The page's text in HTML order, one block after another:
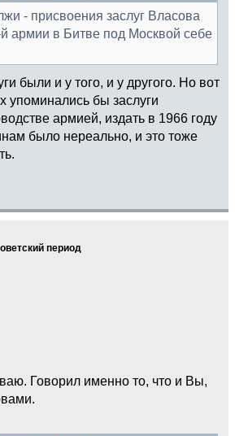
- присвоения заслуг Власова
армии в Битве под Москвой себе
были и у того, и у другого. Но вот
упоминались бы заслуги
армией, издать в 1966 году
было нереально, и это тоже
период
Говорил именно то, что и Вы,